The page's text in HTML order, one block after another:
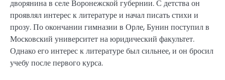
дворянина в селе Воронежской губернии. С детства он
проявлял интерес к литературе и начал писать стихи и
прозу. По окончании гимназии в Орле, Бунин поступил в
Московский университет на юридический факультет.
Однако его интерес к литературе был сильнее, и он бросил
учебу после первого курса.